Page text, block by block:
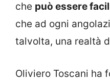
che può essere
che ad ogni
talvolta, una realtà
Oliviero Toscani ha